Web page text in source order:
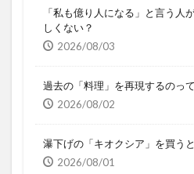
「私も億り人になる」と言う人
しくない？
2026/08/03
過去の「料理」を再現するのっ
2026/08/02
瀑下げの「キオクシア」を買う
2026/08/01